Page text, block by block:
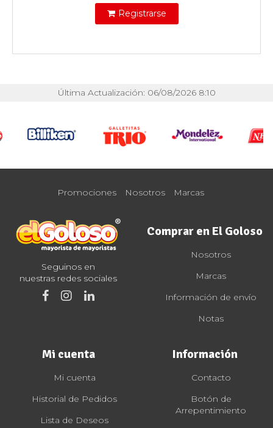
Registrarse
Última Actualización: 06/08/2026 8:10
Promociones Nosotros Marcas
Seguinos en
nuestras redes sociales
Comprar en El Goloso
Nosotros
Marcas
Información de envío
Notas
Mi cuenta
Mi cuenta
Historial de Pedidos
Lista de Deseos
Información
Contacto
Botón de
Arrepentimiento